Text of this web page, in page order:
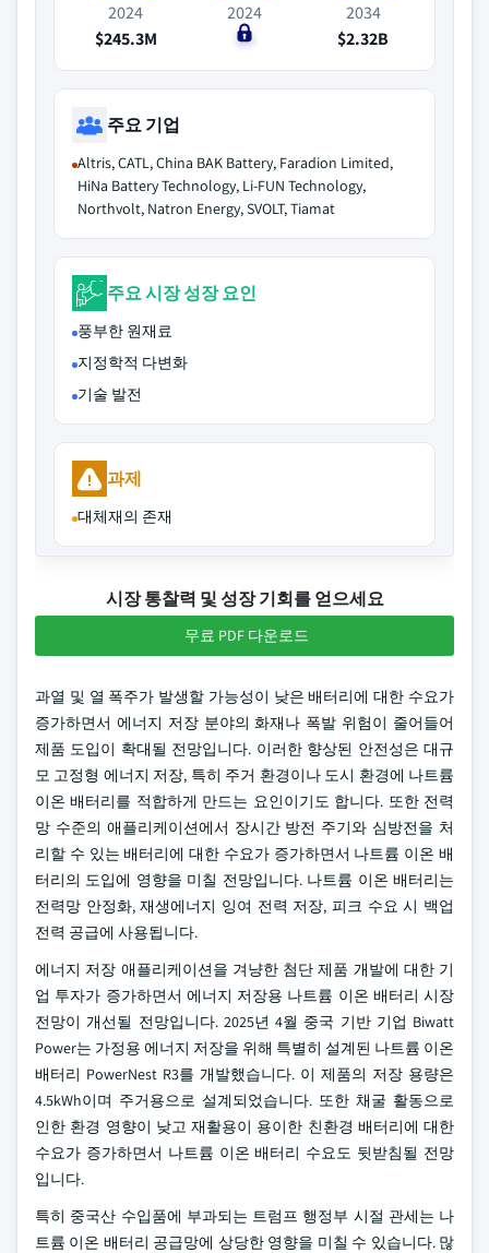
2024
$245.3M
2024
$0
2034
$2.32B
주요 기업
Altris, CATL, China BAK Battery, Faradion Limited,
HiNa Battery Technology, Li-FUN Technology,
Northvolt, Natron Energy, SVOLT, Tiamat
주요 시장 성장 요인
풍부한 원재료
지정학적 다변화
기술 발전
과제
대체재의 존재
시장 통찰력 및 성장 기회를 얻으세요
무료 PDF 다운로드
과열 및 열 폭주가 발생할 가능성이 낮은 배터리에 대한 수요가
증가하면서 에너지 저장 분야의 화재나 폭발 위험이 줄어들어
제품 도입이 확대될 전망입니다. 이러한 향상된 안전성은 대규
모 고정형 에너지 저장, 특히 주거 환경이나 도시 환경에 나트륨
이온 배터리를 적합하게 만드는 요인이기도 합니다. 또한 전력
망 수준의 애플리케이션에서 장시간 방전 주기와 심방전을 처
리할 수 있는 배터리에 대한 수요가 증가하면서 나트륨 이온 배
터리의 도입에 영향을 미칠 전망입니다. 나트륨 이온 배터리는
전력망 안정화, 재생에너지 잉여 전력 저장, 피크 수요 시 백업
전력 공급에 사용됩니다.
에너지 저장 애플리케이션을 겨냥한 첨단 제품 개발에 대한 기
업 투자가 증가하면서 에너지 저장용 나트륨 이온 배터리 시장
전망이 개선될 전망입니다. 2025년 4월 중국 기반 기업 Biwatt
Power는 가정용 에너지 저장을 위해 특별히 설계된 나트륨 이온
배터리 PowerNest R3를 개발했습니다. 이 제품의 저장 용량은
4.5kWh이며 주거용으로 설계되었습니다. 또한 채굴 활동으로
인한 환경 영향이 낮고 재활용이 용이한 친환경 배터리에 대한
수요가 증가하면서 나트륨 이온 배터리 수요도 뒷받침될 전망
입니다.
특히 중국산 수입품에 부과되는 트럼프 행정부 시절 관세는 나
트륨 이온 배터리 공급망에 상당한 영향을 미칠 수 있습니다. 많